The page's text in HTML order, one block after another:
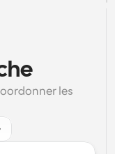
des appels
et mises à
minutes
les